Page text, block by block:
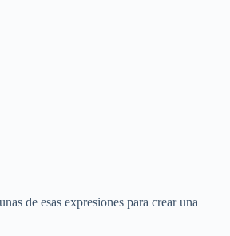
de esas expresiones para crear una